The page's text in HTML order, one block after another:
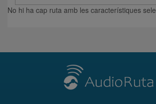
No hi ha cap ruta amb les característiques